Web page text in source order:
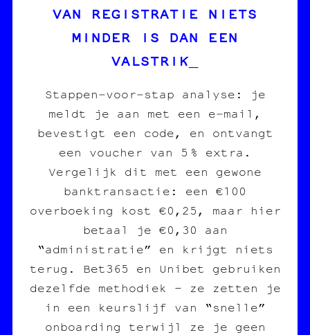
VAN REGISTRATIE NIETS
MINDER IS DAN EEN
VALSTRIK
Stappen‑voor‑stap analyse: je
meldt je aan met een e‑mail,
bevestigt een code, en ontvangt
een voucher van 5 % extra.
Vergelijk dit met een gewone
banktransactie: een €100
overboeking kost €0,25, maar hier
betaal je €0,30 aan
“administratie” en krijgt niets
terug. Bet365 en Unibet gebruiken
dezelfde methodiek – ze zetten je
in een keurslijf van “snelle”
onboarding terwijl ze je geen